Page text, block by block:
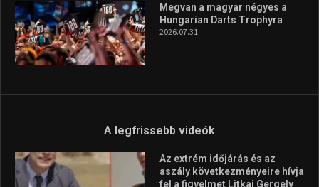
Megvan a magyar négyes a
Hungarian Darts Trophyra
2026.07.31.
A legfrissebb videók
Az extrém időjárás és az
aszály következményeire hívja
fel a figyelmet Litkai Gergely